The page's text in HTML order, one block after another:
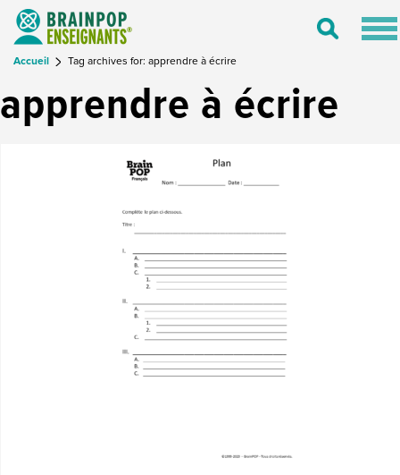
Toggle
Accueil Tag archives for: apprendre à écrire
apprendre à écrire